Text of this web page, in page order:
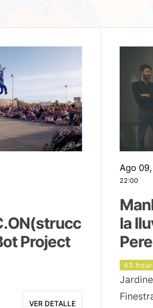
Project
VER DETALLE
Ago
22:00
la
43